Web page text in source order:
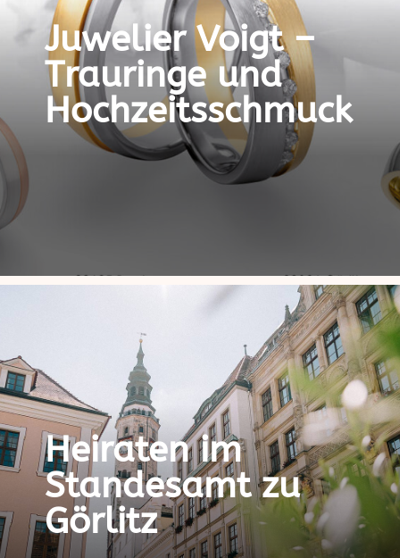
Juwelier Voigt –
Trauringe und
Hochzeitsschmuck
Heiraten im
Standesamt zu
Görlitz